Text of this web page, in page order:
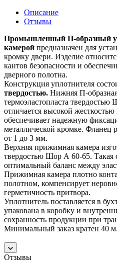
Описание
Отзывы
Промышленный П-образный
камерой предназначен для
кромку двери. Изделие
кантов безопасности и
дверного полотна.
Конструкция уплотнителя
твердостью. Нижняя П-
термоэластопласта
отличается высокой
обеспечивает надежную
металлической кромке. Фланец
от 1 до 3 мм.
Верхняя прижимная камера
твердостью Шор А 60-65. Такая
оптимальный баланс между
Прижимная камера плотно
полотном, компенсирует
герметичность притвора.
Уплотнитель поставляется в
упакована в коробку и
сохранность продукции при
Минимальный заказ кратен 40
Отзывы